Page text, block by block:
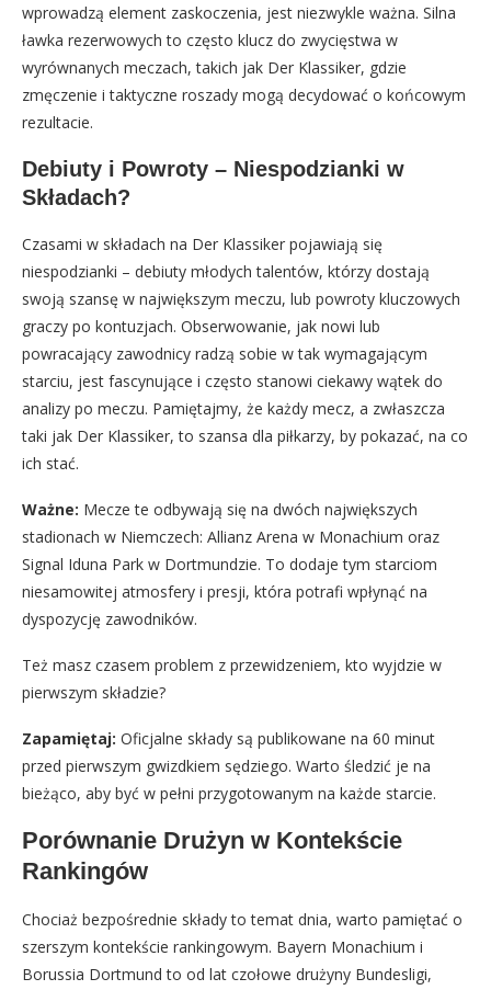
wprowadzą element zaskoczenia, jest niezwykle ważna. Silna
ławka rezerwowych to często klucz do zwycięstwa w
wyrównanych meczach, takich jak Der Klassiker, gdzie
zmęczenie i taktyczne roszady mogą decydować o końcowym
rezultacie.
Debiuty i Powroty – Niespodzianki w
Składach?
Czasami w składach na Der Klassiker pojawiają się
niespodzianki – debiuty młodych talentów, którzy dostają
swoją szansę w największym meczu, lub powroty kluczowych
graczy po kontuzjach. Obserwowanie, jak nowi lub
powracający zawodnicy radzą sobie w tak wymagającym
starciu, jest fascynujące i często stanowi ciekawy wątek do
analizy po meczu. Pamiętajmy, że każdy mecz, a zwłaszcza
taki jak Der Klassiker, to szansa dla piłkarzy, by pokazać, na co
ich stać.
Ważne: Mecze te odbywają się na dwóch największych
stadionach w Niemczech: Allianz Arena w Monachium oraz
Signal Iduna Park w Dortmundzie. To dodaje tym starciom
niesamowitej atmosfery i presji, która potrafi wpłynąć na
dyspozycję zawodników.
Też masz czasem problem z przewidzeniem, kto wyjdzie w
pierwszym składzie?
Zapamiętaj: Oficjalne składy są publikowane na 60 minut
przed pierwszym gwizdkiem sędziego. Warto śledzić je na
bieżąco, aby być w pełni przygotowanym na każde starcie.
Porównanie Drużyn w Kontekście
Rankingów
Chociaż bezpośrednie składy to temat dnia, warto pamiętać o
szerszym kontekście rankingowym. Bayern Monachium i
Borussia Dortmund to od lat czołowe drużyny Bundesligi,